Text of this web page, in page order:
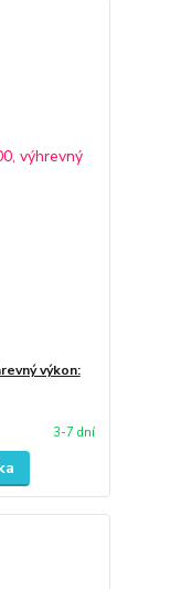
výkon:
3-7 dní